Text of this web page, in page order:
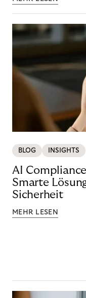
BLOG INSIGHTS
AI
Smarte
Sicherheit
MEHR LESEN